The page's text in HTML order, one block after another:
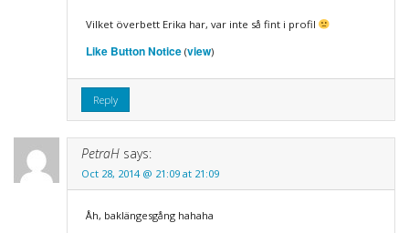
Vilket överbett Erika har, var inte så fint i profil
Like Button Notice(view)
Reply
PetraH says:
Oct 28, 2014 @ 21:09 at 21:09
Åh, baklängesgång hahaha